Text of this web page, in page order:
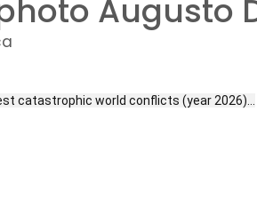
Augusto
catastrophic world conflicts (year 2026)…